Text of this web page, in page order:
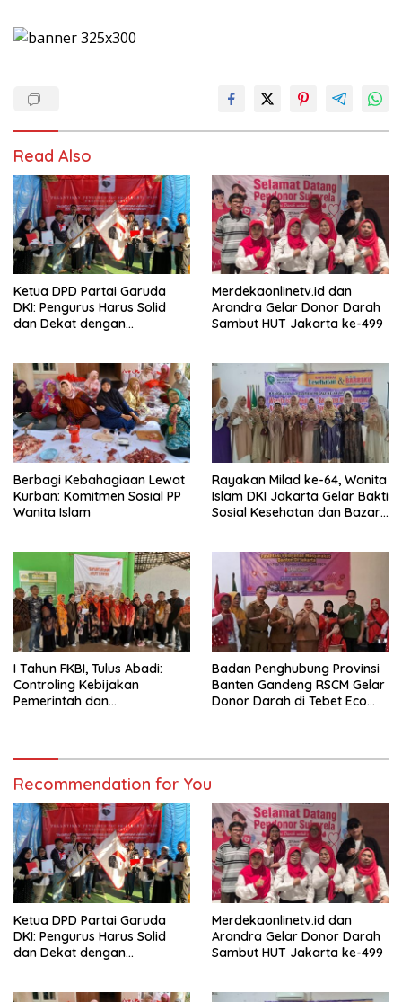
Read Also
Ketua DPD Partai Garuda
DKI: Pengurus Harus Solid
dan Dekat dengan
Merdekaonlinetv.id dan
Arandra Gelar Donor Darah
Sambut HUT Jakarta ke-499
Berbagi Kebahagiaan Lewat
Kurban: Komitmen Sosial PP
Wanita Islam
Rayakan Milad ke-64, Wanita
Islam DKI Jakarta Gelar Bakti
Sosial Kesehatan dan Bazar
I Tahun FKBI, Tulus Abadi:
Controling Kebijakan
Pemerintah dan
Badan Penghubung Provinsi
Banten Gandeng RSCM Gelar
Donor Darah di Tebet Eco
Recommendation for You
Ketua DPD Partai Garuda
DKI: Pengurus Harus Solid
dan Dekat dengan
Merdekaonlinetv.id dan
Arandra Gelar Donor Darah
Sambut HUT Jakarta ke-499